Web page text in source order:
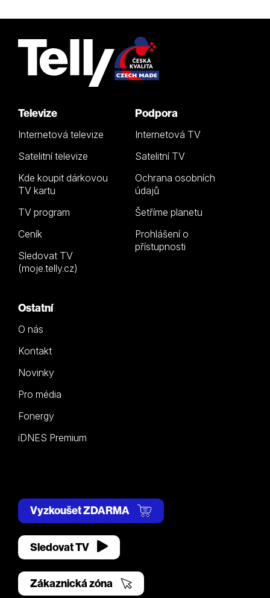
Televize
Internetová televize
Satelitní televize
Kde koupit dárkovou
TV kartu
TV program
Ceník
Sledovat TV
(moje.telly.cz)
Podpora
Internetová TV
Satelitní TV
Ochrana osobních
údajů
Šetříme planetu
Prohlášení o
přístupnosti
Ostatní
O nás
Kontakt
Novinky
Pro média
Fonergy
iDNES Premium
Vyzkoušet ZDARMA
Sledovat TV
Zákaznická zóna